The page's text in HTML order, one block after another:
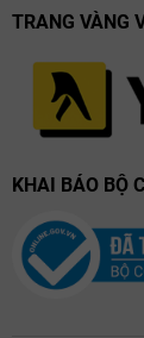
Phô mai :
Chardonnay
giữa thanh lịch
để thưởng thức
vang Pháp.
TRANG VÀNG
KHAI BÁO BỘ